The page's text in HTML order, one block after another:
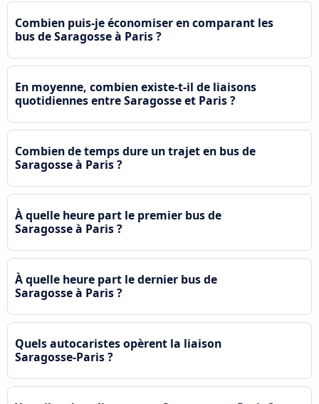
Combien puis-je économiser en comparant les
bus de Saragosse à Paris ?
En moyenne, combien existe-t-il de liaisons
quotidiennes entre Saragosse et Paris ?
Combien de temps dure un trajet en bus de
Saragosse à Paris ?
À quelle heure part le premier bus de
Saragosse à Paris ?
À quelle heure part le dernier bus de
Saragosse à Paris ?
Quels autocaristes opèrent la liaison
Saragosse-Paris ?